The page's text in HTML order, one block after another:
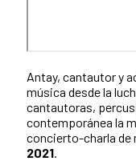
Antay, cantautor y
música desde la
cantautoras,
contemporánea la
concierto-charla de
2021